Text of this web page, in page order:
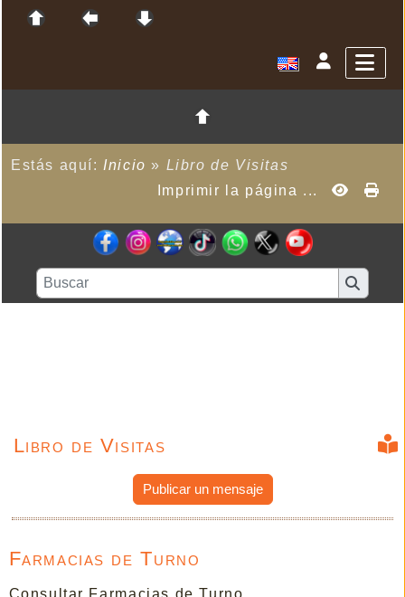
Estás aquí: Inicio » Libro de Visitas
Imprimir la página ...
Libro de Visitas
Publicar un mensaje
Farmacias de Turno
Consultar Farmacias de Turno